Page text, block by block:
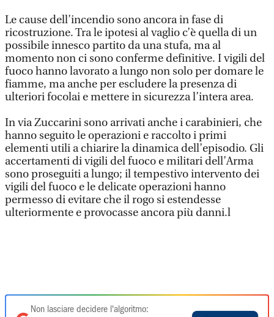
Le cause dell’incendio sono ancora in fase di
ricostruzione. Tra le ipotesi al vaglio c’è quella di un
possibile innesco partito da una stufa, ma al
momento non ci sono conferme definitive. I vigili del
fuoco hanno lavorato a lungo non solo per domare le
fiamme, ma anche per escludere la presenza di
ulteriori focolai e mettere in sicurezza l’intera area.
In via Zuccarini sono arrivati anche i carabinieri, che
hanno seguito le operazioni e raccolto i primi
elementi utili a chiarire la dinamica dell’episodio. Gli
accertamenti di vigili del fuoco e militari dell’Arma
sono proseguiti a lungo; il tempestivo intervento dei
vigili del fuoco e le delicate operazioni hanno
permesso di evitare che il rogo si estendesse
ulteriormente e provocasse ancora più danni.l
Non lasciare decidere l'algoritmo: